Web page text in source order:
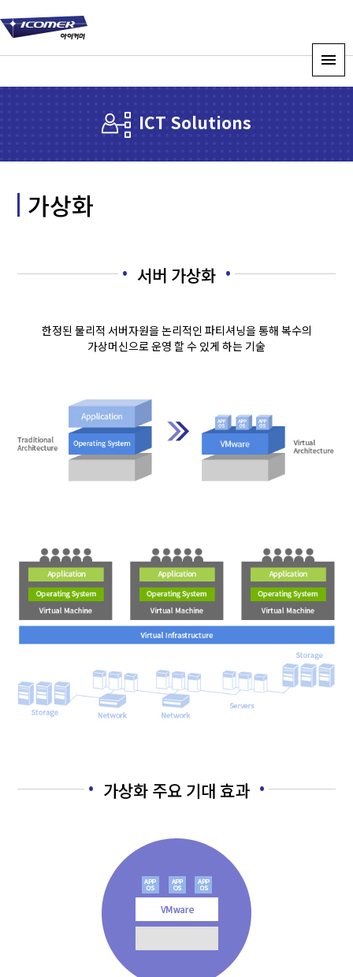
ICT Solutions
가상화
서버 가상화
한정된 물리적 서버자원을 논리적인 파티셔닝을 통해 복수의
가상머신으로 운영 할 수 있게 하는 기술
가상화 주요 기대 효과